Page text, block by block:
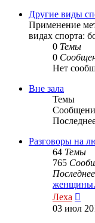
Другие виды
Применение
видах спорта:
0 Темы
0
Нет
Вне зала
Темы
Разговоры на
64 Темы
765
женщины.
Леха
к
03 июл